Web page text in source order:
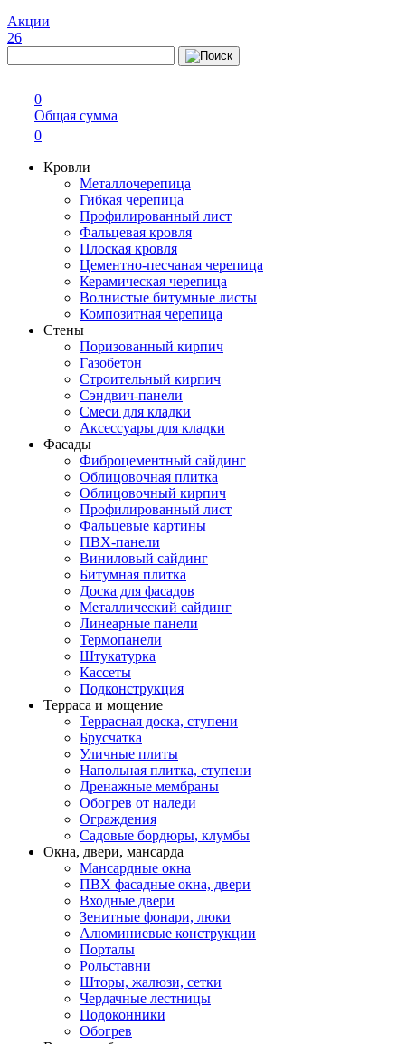
Акции
26
0
Общая сумма
0
Кровли
Металлочерепица
Гибкая черепица
Профилированный лист
Фальцевая кровля
Плоская кровля
Цементно-песчаная черепица
Керамическая черепица
Волнистые битумные листы
Композитная черепица
Стены
Поризованный кирпич
Газобетон
Строительный кирпич
Сэндвич-панели
Смеси для кладки
Аксессуары для кладки
Фасады
Фиброцементный сайдинг
Облицовочная плитка
Облицовочный кирпич
Профилированный лист
Фальцевые картины
ПВХ-панели
Виниловый сайдинг
Битумная плитка
Доска для фасадов
Металлический сайдинг
Линеарные панели
Термопанели
Штукатурка
Кассеты
Подконструкция
Терраса и мощение
Террасная доска, ступени
Брусчатка
Уличные плиты
Напольная плитка, ступени
Дренажные мембраны
Обогрев от наледи
Ограждения
Садовые бордюры, клумбы
Окна, двери, мансарда
Мансардные окна
ПВХ фасадные окна, двери
Входные двери
Зенитные фонари, люки
Алюминиевые конструкции
Порталы
Рольставни
Шторы, жалюзи, сетки
Чердачные лестницы
Подоконники
Обогрев